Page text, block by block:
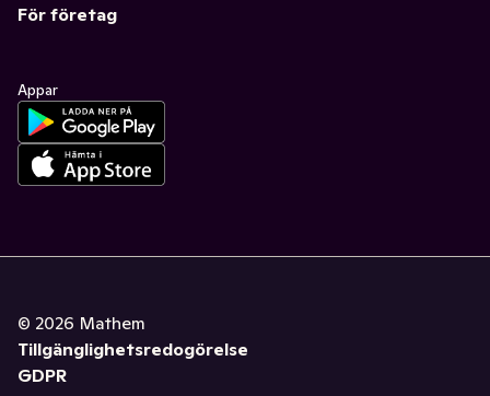
För företag
Appar
© 2026 Mathem
Tillgänglighetsredogörelse
GDPR